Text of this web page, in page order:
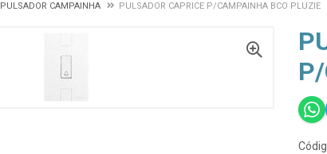
PULSADOR CAMPAINHA PULSADOR CAPRICE P/CAMPAINHA BCO PLUZIE